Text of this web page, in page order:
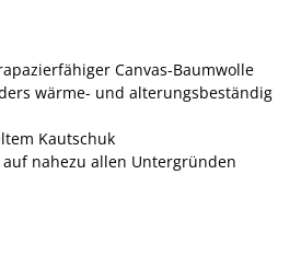
Canvas-Baumwolle
wärme- und alterungsbeständig
Kautschuk
nahezu allen Untergründen